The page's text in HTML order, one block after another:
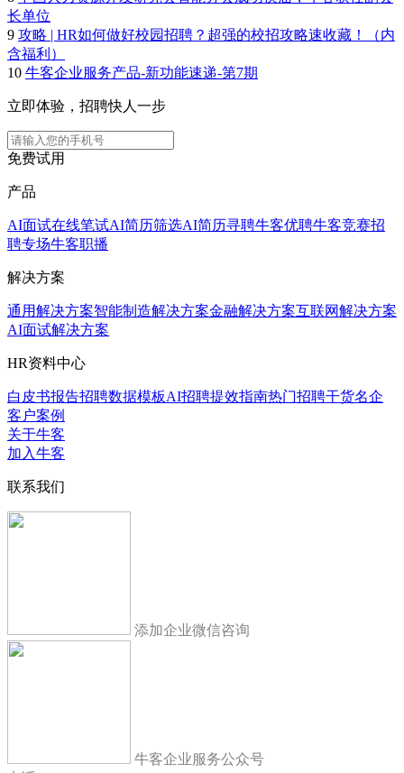
长单位
9 攻略 | HR如何做好校园招聘？超强的校招攻略速收藏！（内
含福利）
10 牛客企业服务产品-新功能速递-第7期
立即体验，招聘快人一步
免费试用
产品
AI面试在线笔试AI简历筛选AI简历寻聘牛客优聘牛客竞赛招
聘专场牛客职播
解决方案
通用解决方案智能制造解决方案金融解决方案互联网解决方案
AI面试解决方案
HR资料中心
白皮书报告招聘数据模板AI招聘提效指南热门招聘干货名企
客户案例
关于牛客
加入牛客
联系我们
添加企业微信咨询
牛客企业服务公众号